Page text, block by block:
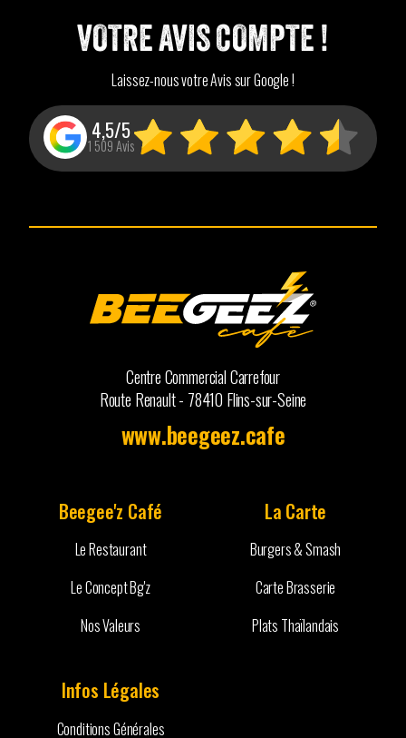
VOTRE AVIS COMPTE !
Laissez-nous votre Avis sur Google !
4,5/5
1 509 Avis
Centre Commercial Carrefour
Route Renault - 78410 Flins-sur-Seine
www.beegeez.cafe
Beegee'z Café
Le Restaurant
Le Concept Bg'z
Nos Valeurs
La Carte
Burgers & Smash
Carte Brasserie
Plats Thaïlandais
Infos Légales
Conditions Générales